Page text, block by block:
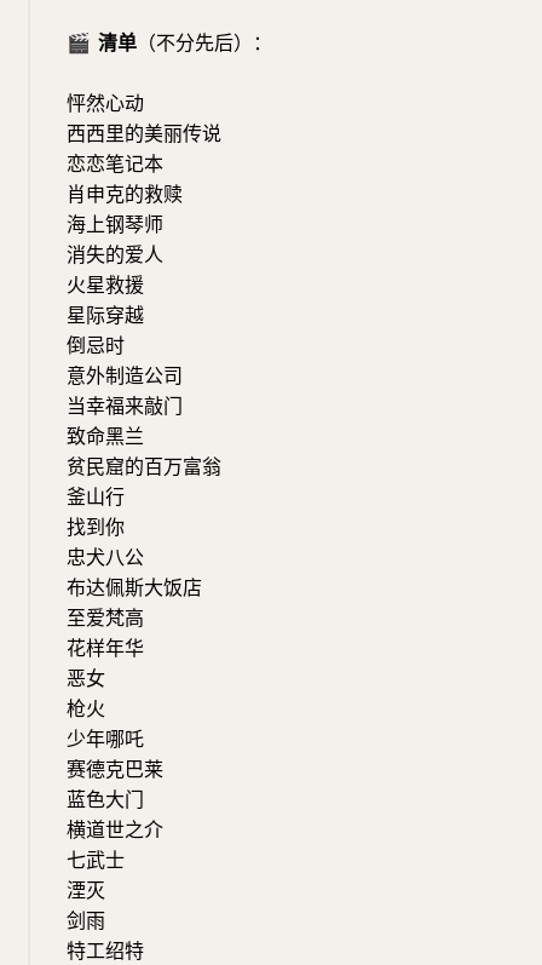
🎬 清单 （不分先后）：
怦然心动
西西里的美丽传说
恋恋笔记本
肖申克的救赎
海上钢琴师
消失的爱人
火星救援
星际穿越
倒忌时
意外制造公司
当幸福来敲门
致命黑兰
贫民窟的百万富翁
釜山行
找到你
忠犬八公
布达佩斯大饭店
至爱梵高
花样年华
恶女
枪火
少年哪吒
赛德克巴莱
蓝色大门
横道世之介
七武士
湮灭
剑雨
特工绍特